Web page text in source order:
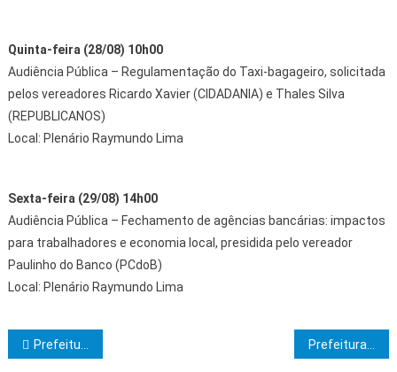
Quinta-feira (28/08) 10h00
Audiência Pública – Regulamentação do Taxi-bagageiro, solicitada
pelos vereadores Ricardo Xavier (CIDADANIA) e Thales Silva
(REPUBLICANOS)
Local: Plenário Raymundo Lima
Sexta-feira (29/08) 14h00
Audiência Pública – Fechamento de agências bancárias: impactos
para trabalhadores e economia local, presidida pelo vereador
Paulinho do Banco (PCdoB)
Local: Plenário Raymundo Lima
Navegação de Post
Prefeitura de Ilhéus realiza Caravana da Mulher